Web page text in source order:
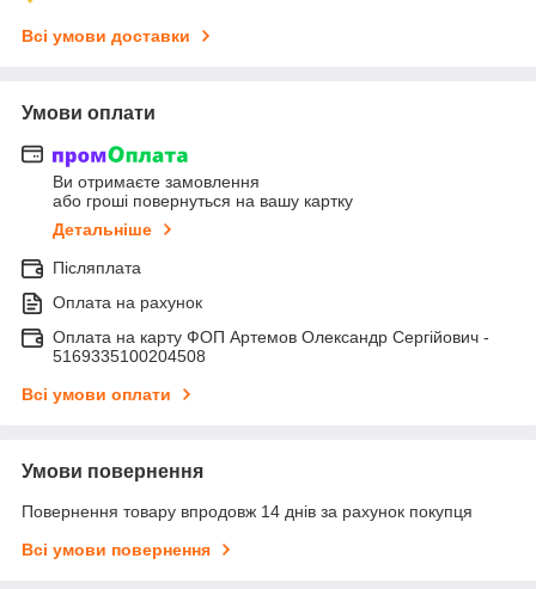
Всі умови доставки
Умови оплати
Ви отримаєте замовлення
або гроші повернуться на вашу картку
Детальніше
Післяплата
Оплата на рахунок
Оплата на карту ФОП Артемов Олександр Сергійович -
5169335100204508
Всі умови оплати
Умови повернення
Повернення товару впродовж 14 днів за рахунок покупця
Всі умови повернення